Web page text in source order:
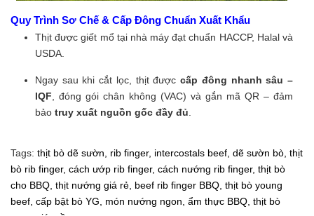
Quy Trình Sơ Chế & Cấp Đông Chuẩn Xuất Khẩu
Thịt được giết mổ tại nhà máy đạt chuẩn HACCP, Halal và
USDA.
Ngay sau khi cắt lọc, thịt đượccấp đông nhanh sâu –
IQF , đóng gói chân không (VAC) và gắn mã QR – đảm
bảo truy xuất nguồn gốc đầy đủ
Tags: thịt bò dẽ sườn, rib finger, intercostals beef, dẽ sườn bò, thịt
bò rib finger, cách ướp rib finger, cách nướng rib finger, thịt bò
cho BBQ, thịt nướng giá rẻ, beef rib finger BBQ, thịt bò young
beef, cấp bật bò YG, món nướng ngon, ẩm thực BBQ, thịt bò